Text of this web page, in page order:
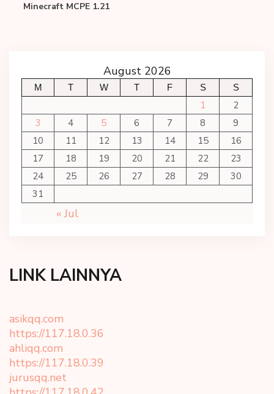
Minecraft MCPE 1.21
August 2026
M T W T F S S
1
2
3
4 5 6 7 8
9
10
11 12 13 14 15
16
17
18 19 20 21 22
23
24
25 26 27 28 29
30
31
« Jul
LINK LAINNYA
asikqq.com
https://117.18.0.36
ahliqq.com
https://117.18.0.39
jurusqq.net